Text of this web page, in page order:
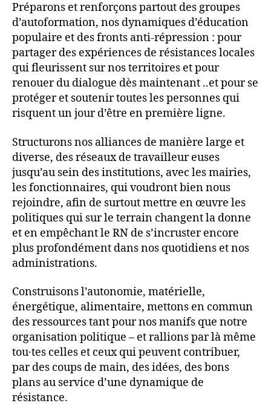
Préparons et renforçons partout des groupes
d’autoformation, nos dynamiques d’éducation
populaire et des fronts anti-répression : pour
partager des expériences de résistances locales
qui fleurissent sur nos territoires et pour
renouer du dialogue dès maintenant ..et pour se
protéger et soutenir toutes les personnes qui
risquent un jour d’être en première ligne.
Structurons nos alliances de manière large et
diverse, des réseaux de travailleur euses
jusqu’au sein des institutions, avec les mairies,
les fonctionnaires, qui voudront bien nous
rejoindre, afin de surtout mettre en œuvre les
politiques qui sur le terrain changent la donne
et en empêchant le RN de s’incruster encore
plus profondément dans nos quotidiens et nos
administrations.
Construisons l’autonomie, matérielle,
énergétique, alimentaire, mettons en commun
des ressources tant pour nos manifs que notre
organisation politique – et rallions par là même
tou·tes celles et ceux qui peuvent contribuer,
par des coups de main, des idées, des bons
plans au service d’une dynamique de
résistance.